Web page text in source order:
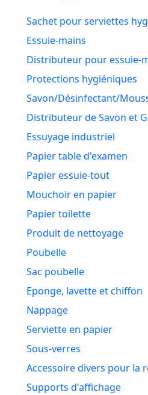
Sachet pour serviettes
Essuie-mains
Distributeur pour essuie-
Protections hygiéniques
Savon/Désinfectant/
Distributeur de Savon et
Essuyage industriel
Papier table d'examen
Papier essuie-tout
Mouchoir en papier
Papier toilette
Produit de nettoyage
Poubelle
Sac poubelle
Eponge, lavette et chiffon
Nappage
Serviette en papier
Sous-verres
Accessoire divers pour la
Supports d'affichage